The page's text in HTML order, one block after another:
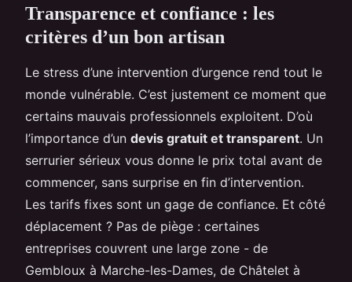
Transparence et confiance : les
critères d’un bon artisan
Le stress d’une intervention d’urgence rend tout le
monde vulnérable. C’est justement ce moment que
certains mauvais professionnels exploitent. D’où
l’importance d’un devis gratuit et transparent. Un
serrurier sérieux vous donne le prix total avant de
commencer, sans surprise en fin d’intervention.
Les tarifs fixes sont un gage de confiance. Et côté
déplacement ? Pas de piège : certaines
entreprises couvrent une large zone - de
Gembloux à Marche-les-Dames, de Châtelet à